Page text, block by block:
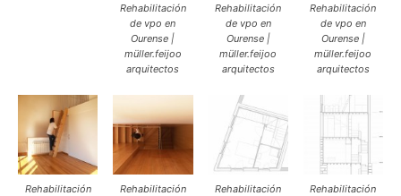
Rehabilitación
de vpo en
Ourense |
müller.feijoo
arquitectos
Rehabilitación
de vpo en
Ourense |
müller.feijoo
arquitectos
Rehabilitación
de vpo en
Ourense |
müller.feijoo
arquitectos
Rehabilitación
Rehabilitación
Rehabilitación
Rehabilitación